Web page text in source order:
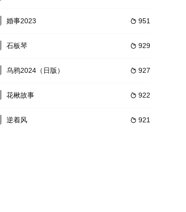
效果的发作，男女们的行为更加放荡，而就在这群
经历改编。90后有志青年创立绘画工作室，从科
某宠物用品制造公司的职员，一年前他被公司派往某小岛的超
 951
婚事2023
 929
石板琴
 927
乌鸦2024（日版）
 922
花楸故事
 921
逆着风